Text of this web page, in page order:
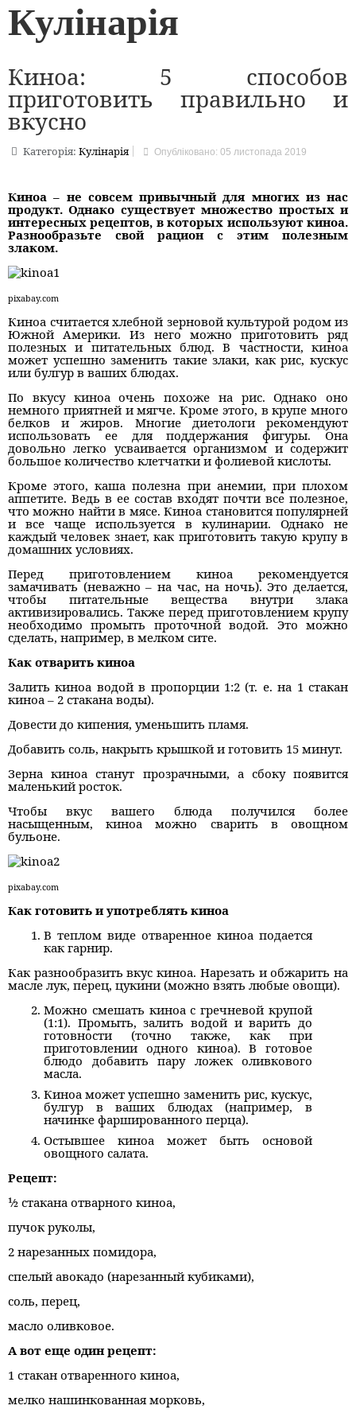
Кулінарія
Киноа: 5 способов
приготовить правильно и
вкусно
Категорія:Кулінарія Опубліковано: 05 листопада 2019
Киноа – не совсем привычный для многих из нас
продукт. Однако существует множество простых и
интересных рецептов, в которых используют киноа.
Разнообразьте свой рацион с этим полезным
злаком.
pixabay.com
Киноа считается хлебной зерновой культурой родом из
Южной Америки. Из него можно приготовить ряд
полезных и питательных блюд. В частности, киноа
может успешно заменить такие злаки, как рис, кускус
или булгур в ваших блюдах.
По вкусу киноа очень похоже на рис. Однако оно
немного приятней и мягче. Кроме этого, в крупе много
белков и жиров. Многие диетологи рекомендуют
использовать ее для поддержания фигуры. Она
довольно легко усваивается организмом и содержит
большое количество клетчатки и фолиевой кислоты.
Кроме этого, каша полезна при анемии, при плохом
аппетите. Ведь в ее состав входят почти все полезное,
что можно найти в мясе. Киноа становится популярней
и все чаще используется в кулинарии. Однако не
каждый человек знает, как приготовить такую крупу в
домашних условиях.
Перед приготовлением киноа рекомендуется
замачивать (неважно – на час, на ночь). Это делается,
чтобы питательные вещества внутри злака
активизировались. Также перед приготовлением крупу
необходимо промыть проточной водой. Это можно
сделать, например, в мелком сите.
Как отварить киноа
Залить киноа водой в пропорции 1:2 (т. е. на 1 стакан
киноа – 2 стакана воды).
Довести до кипения, уменьшить пламя.
Добавить соль, накрыть крышкой и готовить 15 минут.
Зерна киноа станут прозрачными, а сбоку появится
маленький росток.
Чтобы вкус вашего блюда получился более
насыщенным, киноа можно сварить в овощном
бульоне.
pixabay.com
Как готовить и употреблять киноа
В теплом виде отваренное киноа подается
как гарнир.
Как разнообразить вкус киноа. Нарезать и обжарить на
масле лук, перец, цукини (можно взять любые овощи).
Можно смешать киноа с гречневой крупой
(1:1). Промыть, залить водой и варить до
готовности (точно также, как при
приготовлении одного киноа). В готовое
блюдо добавить пару ложек оливкового
масла.
Киноа может успешно заменить рис, кускус,
булгур в ваших блюдах (например, в
начинке фаршированного перца).
Остывшее киноа может быть основой
овощного салата.
Рецепт:
1⁄2 стакана отварного киноа,
пучок руколы,
2 нарезанных помидора,
спелый авокадо (нарезанный кубиками),
соль, перец,
масло оливковое.
А вот еще один рецепт:
1 стакан отваренного киноа,
мелко нашинкованная морковь,